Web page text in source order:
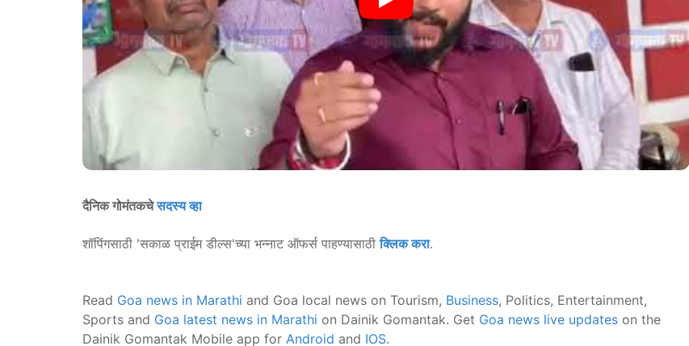
दैनिक गोमंतकचेसदस्य व्हा
शॉपिंगसाठी 'सकाळ प्राईम डील्स'च्या भन्नाट ऑफर्स पाहण्यासाठीक्लिक करा.
Read Goa news in Marathi and Goa local news on Tourism, Business, Politics, Entertainment,
Sports and Goa latest news in Marathi on Dainik Gomantak. Get Goa news live updates on the
Dainik Gomantak Mobile app for Android and IOS.